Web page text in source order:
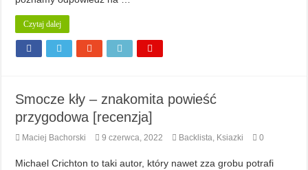
Czytaj dalej
Smocze kły – znakomita powieść
przygodowa [recenzja]
Maciej Bachorski 9 czerwca, 2022 Backlista, Ksiazki 0
Michael Crichton to taki autor, który nawet zza grobu potrafi